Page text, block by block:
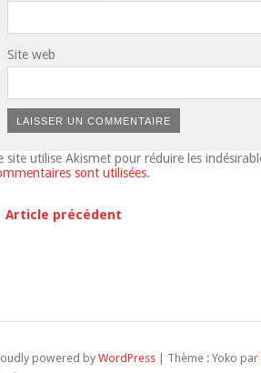
Site web
site utilise Akismet pour réduire les
sont utilisées.
Article précédent
powered by WordPress Thème : Yoko par